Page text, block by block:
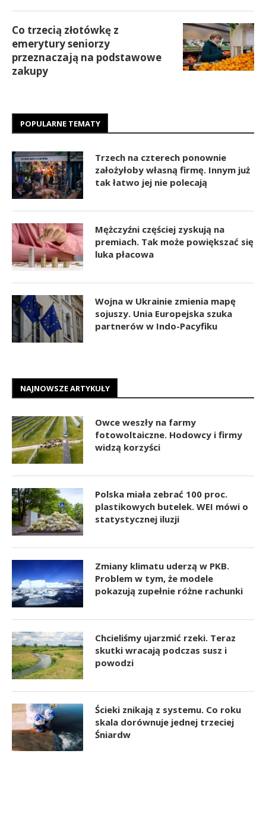
Co trzecią złotówkę z
emerytury seniorzy
przeznaczają na podstawowe
zakupy
POPULARNE TEMATY
Trzech na czterech ponownie
założyłoby własną firmę. Innym już
tak łatwo jej nie polecają
Mężczyźni częściej zyskują na
premiach. Tak może powiększać się
luka płacowa
Wojna w Ukrainie zmienia mapę
sojuszy. Unia Europejska szuka
partnerów w Indo-Pacyfiku
NAJNOWSZE ARTYKUŁY
Owce weszły na farmy
fotowoltaiczne. Hodowcy i firmy
widzą korzyści
Polska miała zebrać 100 proc.
plastikowych butelek. WEI mówi o
statystycznej iluzji
Zmiany klimatu uderzą w PKB.
Problem w tym, że modele
pokazują zupełnie różne rachunki
Chcieliśmy ujarzmić rzeki. Teraz
skutki wracają podczas susz i
powodzi
Ścieki znikają z systemu. Co roku
skala dorównuje jednej trzeciej
Śniardw